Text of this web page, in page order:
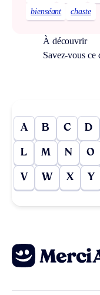
bienséant
chaste
À découvrir
Savez-vous ce
A B C D
L M N O
V W X Y